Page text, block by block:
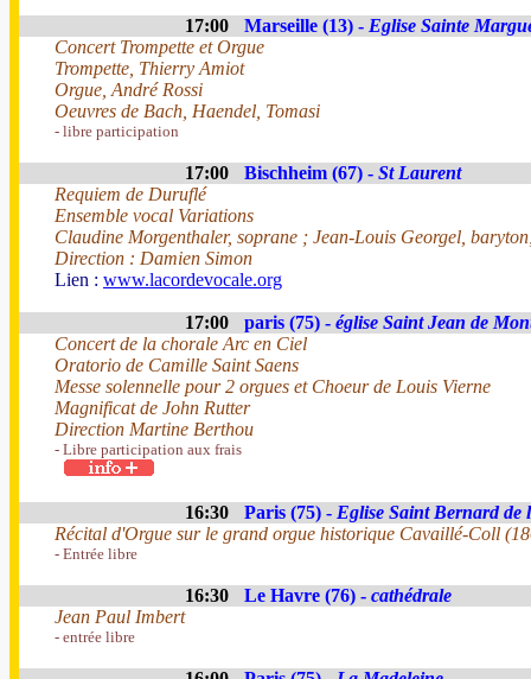
17:00 Marseille (13) - Eglise Sainte
Concert Trompette et Orgue
Trompette, Thierry Amiot
Orgue, André Rossi
Oeuvres de Bach, Haendel, Tomasi
- libre participation
17:00 Bischheim (67) - St Laurent
Requiem de Duruflé
Ensemble vocal Variations
Claudine Morgenthaler, soprane ; Jean-Louis Georgel,
Direction : Damien Simon
Lien : www.lacordevocale.org
17:00 paris (75) - église Saint Jean de
Concert de la chorale Arc en Ciel
Oratorio de Camille Saint Saens
Messe solennelle pour 2 orgues et Choeur de Louis Vierne
Magnificat de John Rutter
Direction Martine Berthou
- Libre participation aux frais
16:30 Paris (75) - Eglise Saint Bernard de
Récital d'Orgue sur le grand orgue historique Cavaillé-Coll
- Entrée libre
16:30 Le Havre (76) - cathédrale
Jean Paul Imbert
- entrée libre